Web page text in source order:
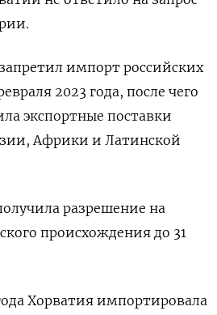
импорт российских
2023 года, после чего
экспортные поставки
Африки и Латинской
разрешение на
происхождения до 31
Хорватия импортировала